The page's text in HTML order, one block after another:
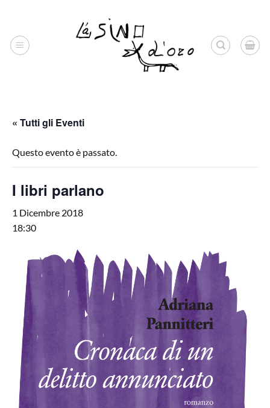
contenuti
« Tutti gli Eventi
Questo evento è passato.
I libri parlano
1 Dicembre 2018
18:30